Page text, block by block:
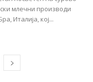
млечни производи
Италија, кој...